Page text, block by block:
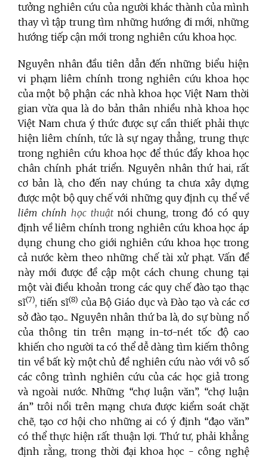
tưởng nghiên cứu của người khác thành của mình
thay vì tập trung tìm những hướng đi mới, những
hướng tiếp cận mới trong nghiên cứu khoa học.
Nguyên nhân đầu tiên dẫn đến những biểu hiện
vi phạm liêm chính trong nghiên cứu khoa học
của một bộ phận các nhà khoa học Việt Nam thời
gian vừa qua là do bản thân nhiều nhà khoa học
Việt Nam chưa ý thức được sự cần thiết phải thực
hiện liêm chính, tức là sự ngay thẳng, trung thực
trong nghiên cứu khoa học để thúc đẩy khoa học
chân chính phát triển. Nguyên nhân thứ hai, rất
cơ bản là, cho đến nay chúng ta chưa xây dựng
được một bộ quy chế với những quy định cụ thể về
liêm chính học thuậtnói chung, trong đó có quy
định về liêm chính trong nghiên cứu khoa học áp
dụng chung cho giới nghiên cứu khoa học trong
cả nước kèm theo những chế tài xử phạt. Vấn đề
này mới được đề cập một cách chung chung tại
một vài điều khoản trong các quy chế đào tạo thạc
sĩ(7), tiến sĩ(8) của Bộ Giáo dục và Đào tạo và các cơ
sở đào tạo... Nguyên nhân thứ ba là, do sự bùng nổ
của thông tin trên mạng in-tơ-nét tốc độ cao
khiến cho người ta có thể dễ dàng tìm kiếm thông
tin về bất kỳ một chủ đề nghiên cứu nào với vô số
các công trình nghiên cứu của các học giả trong
và ngoài nước. Những “chợ luận văn”, “chợ luận
án” trôi nổi trên mạng chưa được kiểm soát chặt
chẽ, tạo cơ hội cho những ai có ý định “đạo văn”
có thể thực hiện rất thuận lợi. Thứ tư, phải khẳng
định rằng, trong thời đại khoa học - công nghệ